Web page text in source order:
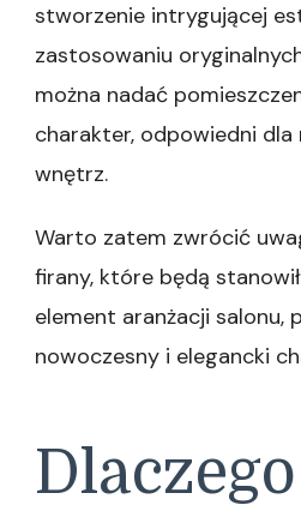
stworzenie intrygującej
zastosowaniu
można nadać
charakter, odpowiedni dla
wnętrz.
Warto zatem zwrócić
firany, które będą
element aranżacji salonu,
nowoczesny i elegancki
Dlaczego